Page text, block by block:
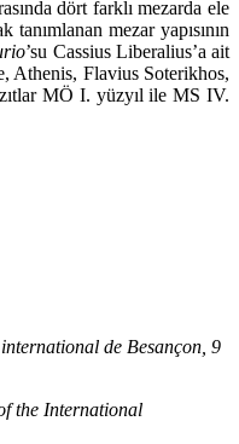
dört farklı mezarda ele
mezar yapısının
’su Cassius Liberalius’a ait
Athenis, Flavius Soterikhos,
MÖ I. yüzyıl ile MS IV.
de Besançon, 9
the International